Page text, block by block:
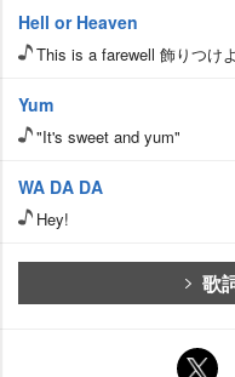
Hell or Heaven
This is a farewell 飾りつけ
Yum
"It's sweet and yum"
WA DA DA
Hey!
歌